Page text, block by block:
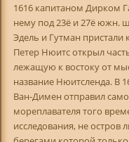
1616 капитаном Дирком
нему под 23ё и 27ё южн.
Эдель и Гутман пристали
Петер Нюитс открыл
лежащую к востоку от
название Нюитсленда. В
Ван-Димен отправил
мореплавателя того
исследования, не остров